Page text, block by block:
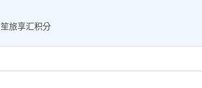
旅享汇积分